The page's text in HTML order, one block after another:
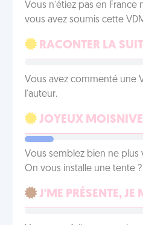
Vous n'étiez pas en
vous avez soumis cette
RACONTER LA
Vous avez commenté une
l'auteur.
JOYEUX
Vous semblez bien ne
On vous installe une tente ?
J'ME PRÉSENTE, JE